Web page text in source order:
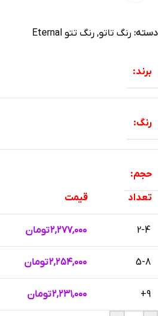
دسته: رنگ تاتو, رنگ تتو Eternal
برند:
رنگ:
حجم:
تعداد
قیمت
2-4 ۲,۲۷۷,۰۰۰تومان
5-8 ۲,۲۵۴,۰۰۰تومان
9+ ۲,۲۳۱,۰۰۰تومان